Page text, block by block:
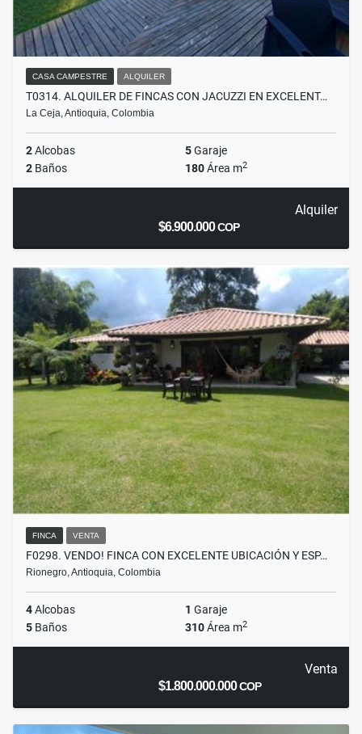
CASA CAMPESTRE ALQUILER
T0314. ALQUILER DE FINCAS CON JACUZZI EN EXCELENT…
La Ceja, Antioquia, Colombia
2Alcobas 5Garaje
2 Baños 180Área m2
Alquiler
$6.900.000COP
FINCA VENTA
F0298. VENDO! FINCA CON EXCELENTE UBICACIÓN Y ESP…
Rionegro, Antioquia, Colombia
4Alcobas 1 Garaje
5 Baños 310Área m2
Venta
$1.800.000.000COP